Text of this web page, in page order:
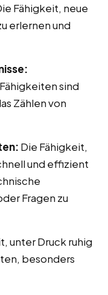
Fähigkeit, neue
erlernen und
sind
Zählen von
Die Fähigkeit,
und effizient
Fragen zu
unter Druck ruhig
besonders